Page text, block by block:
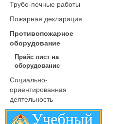
Трубо-печные работы
Пожарная декларация
Противопожарное
оборудование
Прайс лист на
оборудование
Социально-
ориентированная
деятельность